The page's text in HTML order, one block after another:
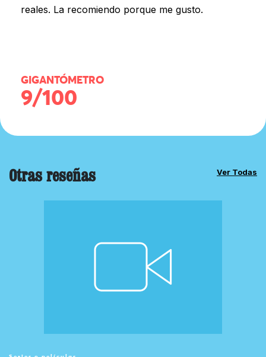
reales. La recomiendo porque me gusto.
GIGANTÓMETRO
9/100
Otras reseñas Ver Todas